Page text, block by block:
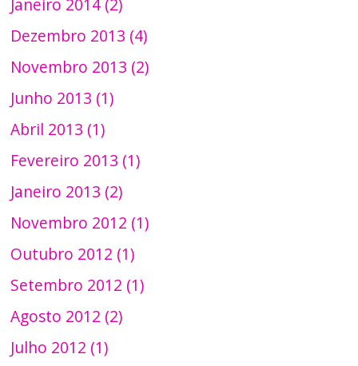
Janeiro 2014 (2)
Dezembro 2013 (4)
Novembro 2013 (2)
Junho 2013 (1)
Abril 2013 (1)
Fevereiro 2013 (1)
Janeiro 2013 (2)
Novembro 2012 (1)
Outubro 2012 (1)
Setembro 2012 (1)
Agosto 2012 (2)
Julho 2012 (1)